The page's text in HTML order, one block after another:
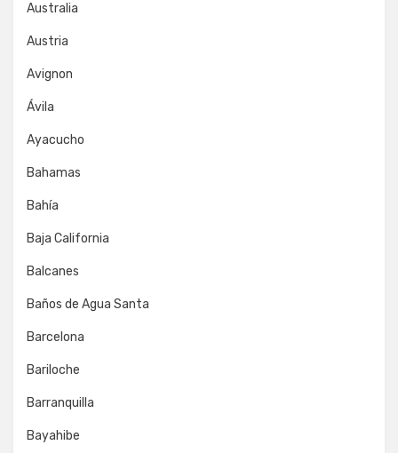
Australia
Austria
Avignon
Ávila
Ayacucho
Bahamas
Bahía
Baja California
Balcanes
Baños de Agua Santa
Barcelona
Bariloche
Barranquilla
Bayahibe